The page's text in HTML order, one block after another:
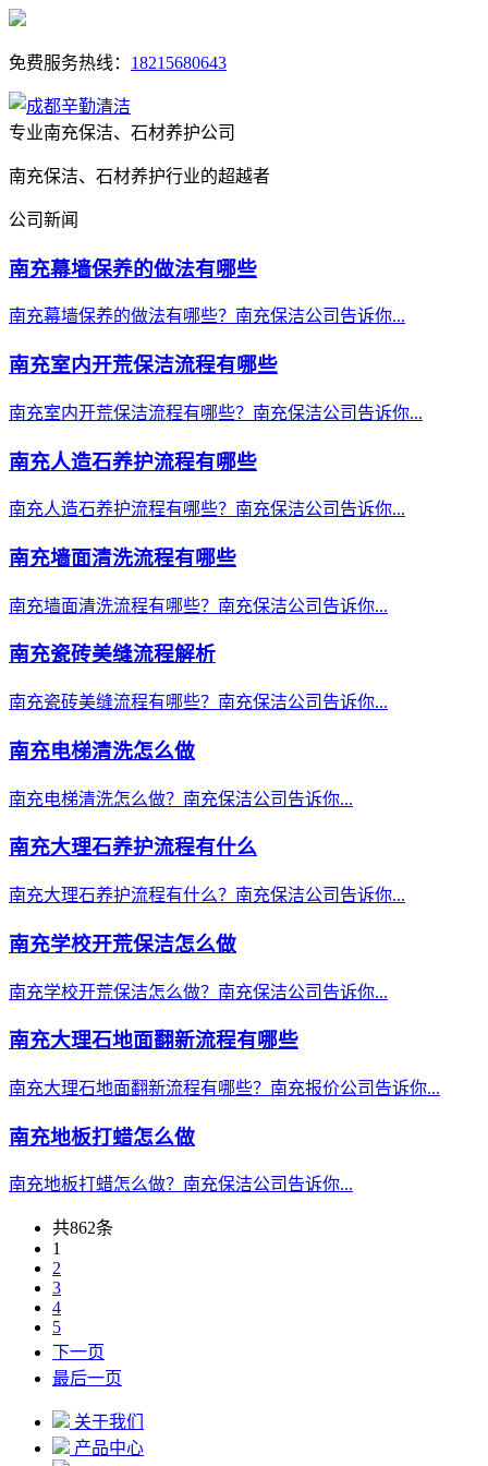
免费服务热线： 18215680643
专业南充保洁、石材养护公司
南充保洁、石材养护行业的超越者
公司新闻
南充幕墙保养的做法有哪些
南充幕墙保养的做法有哪些？南充保洁公司告诉你...
南充室内开荒保洁流程有哪些
南充室内开荒保洁流程有哪些？南充保洁公司告诉你...
南充人造石养护流程有哪些
南充人造石养护流程有哪些？南充保洁公司告诉你...
南充墙面清洗流程有哪些
南充墙面清洗流程有哪些？南充保洁公司告诉你...
南充瓷砖美缝流程解析
南充瓷砖美缝流程有哪些？南充保洁公司告诉你...
南充电梯清洗怎么做
南充电梯清洗怎么做？南充保洁公司告诉你...
南充大理石养护流程有什么
南充大理石养护流程有什么？南充保洁公司告诉你...
南充学校开荒保洁怎么做
南充学校开荒保洁怎么做？南充保洁公司告诉你...
南充大理石地面翻新流程有哪些
南充大理石地面翻新流程有哪些？南充报价公司告诉你...
南充地板打蜡怎么做
南充地板打蜡怎么做？南充保洁公司告诉你...
共862条
1
2
3
4
5
下一页
最后一页
关于我们
产品中心